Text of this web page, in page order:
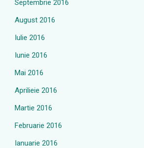
Septembrie 2016
August 2016
Iulie 2016
Iunie 2016
Mai 2016
Aprilieie 2016
Martie 2016
Februarie 2016
Ianuarie 2016